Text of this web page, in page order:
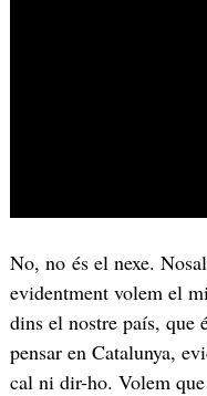
No, no és el nexe.
evidentment volem el
dins el nostre país, que
pensar en Catalunya,
cal ni dir-ho. Volem